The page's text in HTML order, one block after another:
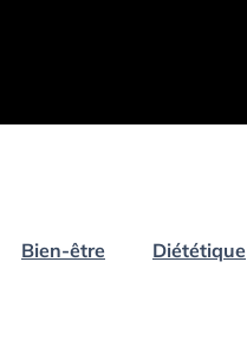
Bien-être Diététique